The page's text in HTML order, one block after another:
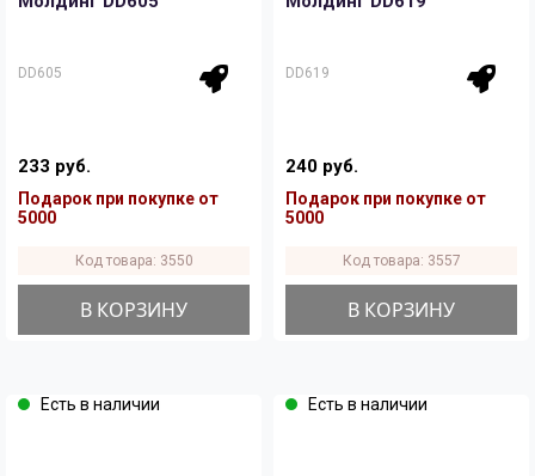
DD605
233 руб.
Подарок при покупке от
5000
Код товара: 3550
В КОРЗИНУ
DD619
240 руб.
Подарок при покупке от
5000
Код товара: 3557
В КОРЗИНУ
Есть в наличии Есть в наличии